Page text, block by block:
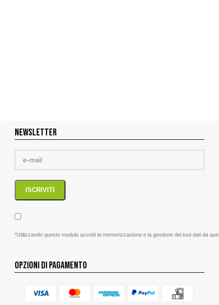
NEWSLETTER
*Utilizzando questo modulo accetti la memorizzazione e la gestione dei tuoi dati da
OPZIONI DI PAGAMENTO